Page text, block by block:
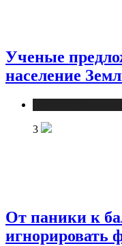
Ученые
население
3
От паники к
игнорировать